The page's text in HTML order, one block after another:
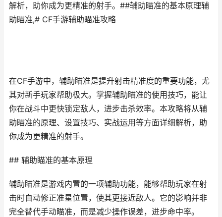
解析，助你成为更精准的射手。##辅助瞄准的基本原理辅
助瞄准,# CF手游辅助瞄准攻略
在CF手游中，辅助瞄准是提升射击精准度的重要功能，尤
其对新手玩家帮助极大。掌握辅助瞄准的使用技巧，能让
你在战斗中更快锁定敌人，进步击杀效率。本攻略将从辅
助瞄准的原理、设置技巧、实战运用等方面详细解析，助
你成为更精准的射手。
## 辅助瞄准的基本原理
辅助瞄准是游戏内置的一项辅助功能，能够帮助玩家在射
击时自动修正准星位置，使其更接近敌人。它的影响并非
完全替代手动瞄准，而是减少操作误差，进步命中率。